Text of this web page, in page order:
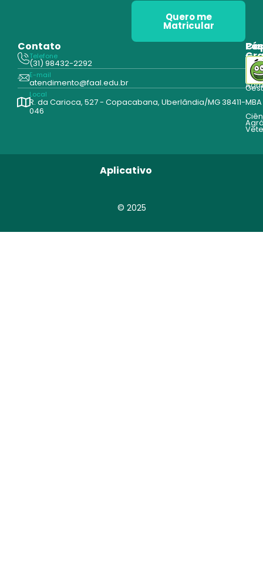
Quero me
Matricular
Contato
Telefone
(31) 98432-2292
E-mail
atendimento@faal.edu.br
Local
R. da Carioca, 527 - Copacabana, Uberlândia/MG 38411-
046
MBA
© 2025
Aplicativo